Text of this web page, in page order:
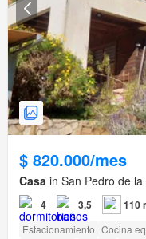
$ 820.000/mes
Casa in San Pedro de
4 3,5 110
Estacionamiento Cocina